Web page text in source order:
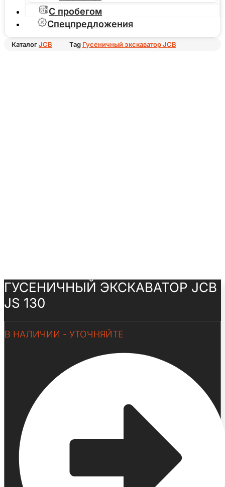
С пробегом
Спецпредложения
КаталогJCB Tag Гусеничный экскаватор JCB
ГУСЕНИЧНЫЙ ЭКСКАВАТОР JCB
JS 130
В НАЛИЧИИ - УТОЧНЯЙТЕ